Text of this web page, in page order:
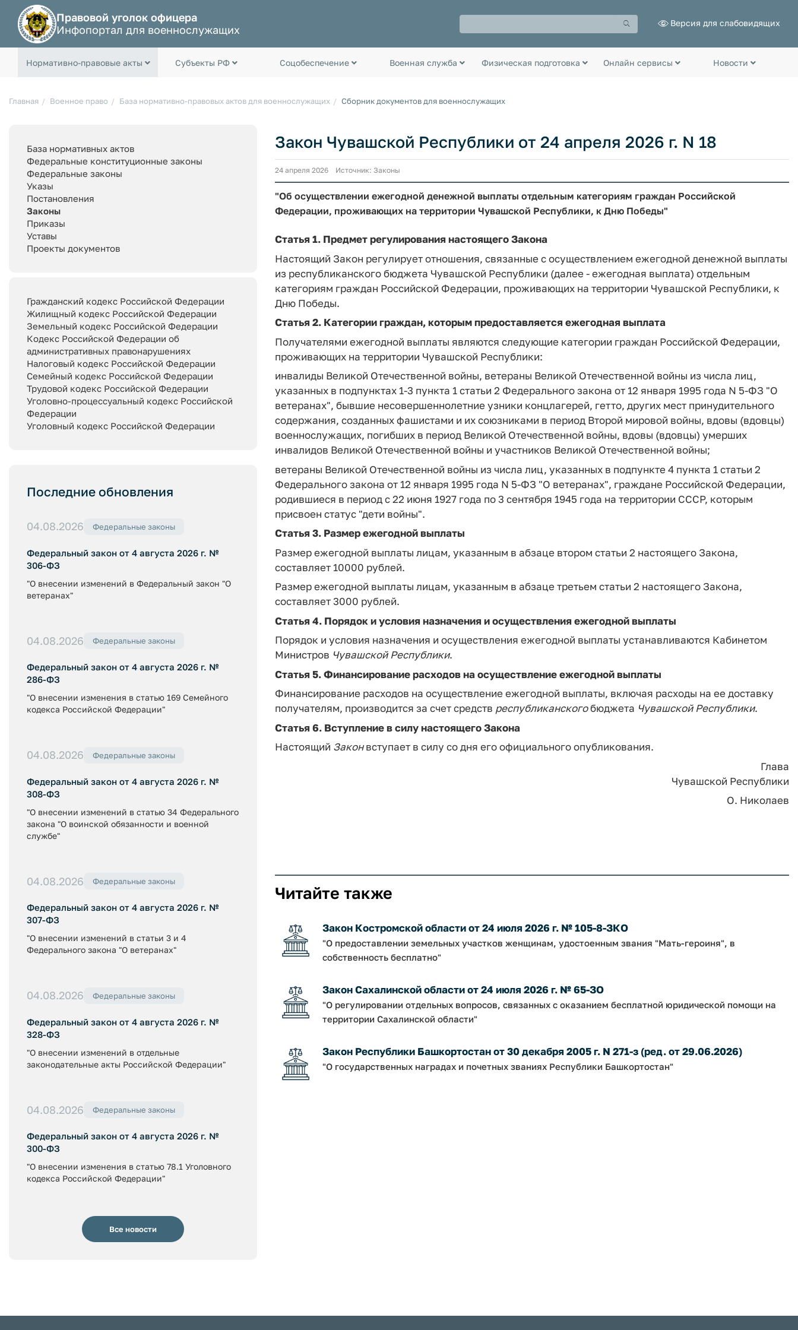
Правовой уголок офицера
Инфопортал для военнослужащих
Версия для слабовидящих
Нормативно-правовые акты Субъекты РФ Соцобеспечение Военная служба Физическая подготовка Онлайн сервисы Новости
Главная Военное право База нормативно-правовых актов для военнослужащих Сборник документов для военнослужащих
База нормативных актов
Федеральные конституционные законы
Федеральные законы
Указы
Постановления
Законы
Приказы
Уставы
Проекты документов
Гражданский кодекс Российской Федерации
Жилищный кодекс Российской Федерации
Земельный кодекс Российской Федерации
Кодекс Российской Федерации об
административных правонарушениях
Налоговый кодекс Российской Федерации
Семейный кодекс Российской Федерации
Трудовой кодекс Российской Федерации
Уголовно-процессуальный кодекс Российской
Федерации
Уголовный кодекс Российской Федерации
Последние обновления
04.08.2026 Федеральные законы
Федеральный закон от 4 августа 2026 г. №
306-ФЗ
"О внесении изменений в Федеральный закон "О
ветеранах"
04.08.2026 Федеральные законы
Федеральный закон от 4 августа 2026 г. №
286-ФЗ
"О внесении изменения в статью 169 Семейного
кодекса Российской Федерации"
04.08.2026 Федеральные законы
Федеральный закон от 4 августа 2026 г. №
308-ФЗ
"О внесении изменений в статью 34 Федерального
закона "О воинской обязанности и военной
службе"
04.08.2026 Федеральные законы
Федеральный закон от 4 августа 2026 г. №
307-ФЗ
"О внесении изменений в статьи 3 и 4
Федерального закона "О ветеранах"
04.08.2026 Федеральные законы
Федеральный закон от 4 августа 2026 г. №
328-ФЗ
"О внесении изменений в отдельные
законодательные акты Российской Федерации"
04.08.2026 Федеральные законы
Федеральный закон от 4 августа 2026 г. №
300-ФЗ
"О внесении изменения в статью 78.1 Уголовного
кодекса Российской Федерации"
Все новости
Закон Чувашской Республики от 24 апреля 2026 г. N 18
24 апреля 2026 Источник: Законы
"Об осуществлении ежегодной денежной выплаты отдельным категориям граждан Российской
Федерации, проживающих на территории Чувашской Республики, к Дню Победы"
Статья 1. Предмет регулирования настоящего Закона
Настоящий Закон регулирует отношения, связанные с осуществлением ежегодной денежной выплаты
из республиканского бюджета Чувашской Республики (далее - ежегодная выплата) отдельным
категориям граждан Российской Федерации, проживающих на территории Чувашской Республики, к
Дню Победы.
Статья 2. Категории граждан, которым предоставляется ежегодная выплата
Получателями ежегодной выплаты являются следующие категории граждан Российской Федерации,
проживающих на территории Чувашской Республики:
инвалиды Великой Отечественной войны, ветераны Великой Отечественной войны из числа лиц,
указанных в подпунктах 1-3 пункта 1 статьи 2 Федерального закона от 12 января 1995 года N 5-ФЗ "О
ветеранах", бывшие несовершеннолетние узники концлагерей, гетто, других мест принудительного
содержания, созданных фашистами и их союзниками в период Второй мировой войны, вдовы (вдовцы)
военнослужащих, погибших в период Великой Отечественной войны, вдовы (вдовцы) умерших
инвалидов Великой Отечественной войны и участников Великой Отечественной войны;
ветераны Великой Отечественной войны из числа лиц, указанных в подпункте 4 пункта 1 статьи 2
Федерального закона от 12 января 1995 года N 5-ФЗ "О ветеранах", граждане Российской Федерации,
родившиеся в период с 22 июня 1927 года по 3 сентября 1945 года на территории СССР, которым
присвоен статус "дети войны".
Статья 3. Размер ежегодной выплаты
Размер ежегодной выплаты лицам, указанным в абзаце втором статьи 2 настоящего Закона,
составляет 10000 рублей.
Размер ежегодной выплаты лицам, указанным в абзаце третьем статьи 2 настоящего Закона,
составляет 3000 рублей.
Статья 4. Порядок и условия назначения и осуществления ежегодной выплаты
Порядок и условия назначения и осуществления ежегодной выплаты устанавливаются Кабинетом
Министров Чувашской Республики.
Статья 5.Финансирование расходов на осуществление ежегодной выплаты
Финансирование расходов на осуществление ежегодной выплаты, включая расходы на ее доставку
получателям, производится за счет средств республиканскогобюджета Чувашской Республики.
Статья 6. Вступление в силу настоящего Закона
Настоящий Законвступает в силу со дня его официального опубликования.
Глава
Чувашской Республики
О. Николаев
Читайте также
Закон Костромской области от 24 июля 2026 г. № 105-8-ЗКО
"О предоставлении земельных участков женщинам, удостоенным звания "Мать-героиня", в
собственность бесплатно"
Закон Сахалинской области от 24 июля 2026 г. № 65-ЗО
"О регулировании отдельных вопросов, связанных с оказанием бесплатной юридической помощи на
территории Сахалинской области"
Закон Республики Башкортостан от 30 декабря 2005 г. N 271-з (ред. от 29.06.2026)
"О государственных наградах и почетных званиях Республики Башкортостан"